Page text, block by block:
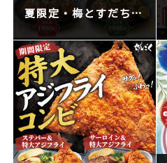
夏限定・梅とすだちでさっぱり仕上げたとんかつ販売